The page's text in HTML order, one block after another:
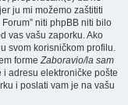
ju mi možemo zaštititi
niti phpBB niti bilo
vas vašu zaporku. Ako
svom korisničkom profilu.
formeZaboravio/la sam
adresu elektroničke pošte
i poslati vam je na vašu